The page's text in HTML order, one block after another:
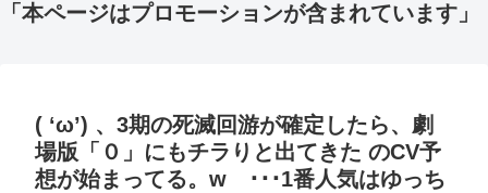
「本ページはプロモーションが含まれています」
( ‘ω’) 、3期の死滅回游が確定したら、劇
場版「０」にもチラりと出てきた のCV予
想が始まってる。w ･･･1番人気はゆっち